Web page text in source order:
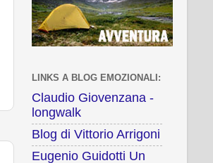
LINKS A BLOG EMOZIONALI:
Claudio Giovenzana -
longwalk
Blog di Vittorio Arrigoni
Eugenio Guidotti Un